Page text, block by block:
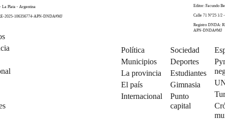
La Plata - Argentina
2025-106356774-APN-DNDA#MJ
Editor: Facundo
Calle 71 N°25 1/2
Registro DNDA:
APN-DNDA#MJ
Política
Municipios
La provincia
El país
Internacional
Sociedad
Deportes
Estudiantes
Gimnasia
Punto
capital